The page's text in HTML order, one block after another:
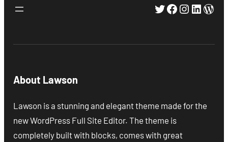
Twitter
Facebook
About Lawson
Lawson is a stunning and elegant theme made for the
new WordPress Full Site Editor. The theme is
completely built with blocks, comes with great